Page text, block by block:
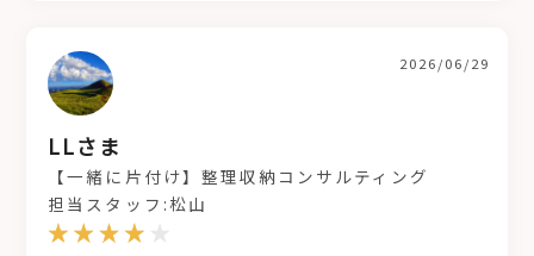
LLさま
2026/06/29
【一緒に片付け】整理収納コンサルティング
担当スタッフ:松山